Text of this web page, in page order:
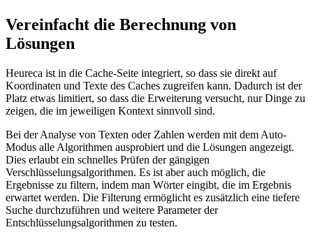
Vereinfacht die Berechnung von
Lösungen
Heureca ist in die Cache-Seite integriert, so dass sie direkt auf
Koordinaten und Texte des Caches zugreifen kann. Dadurch ist der
Platz etwas limitiert, so dass die Erweiterung versucht, nur Dinge zu
zeigen, die im jeweiligen Kontext sinnvoll sind.
Bei der Analyse von Texten oder Zahlen werden mit dem Auto-
Modus alle Algorithmen ausprobiert und die Lösungen angezeigt.
Dies erlaubt ein schnelles Prüfen der gängigen
Verschlüsselungsalgorithmen. Es ist aber auch möglich, die
Ergebnisse zu filtern, indem man Wörter eingibt, die im Ergebnis
erwartet werden. Die Filterung ermöglicht es zusätzlich eine tiefere
Suche durchzuführen und weitere Parameter der
Entschlüsselungsalgorithmen zu testen.